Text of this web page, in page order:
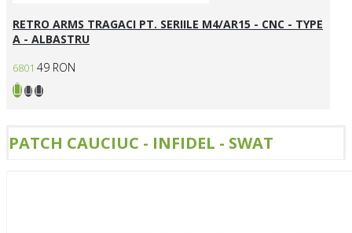
RETRO ARMS TRAGACI PT. SERIILE M4/AR15 - CNC - TYPE
A - ALBASTRU
6801 49 RON
PATCH CAUCIUC - INFIDEL - SWAT